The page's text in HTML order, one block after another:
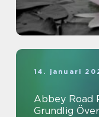
14. januari
Abbey Road
Grundlig